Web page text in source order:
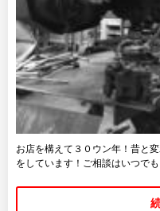
お店を構えて３０ウン年！昔と
をしています！ご相談はいつで